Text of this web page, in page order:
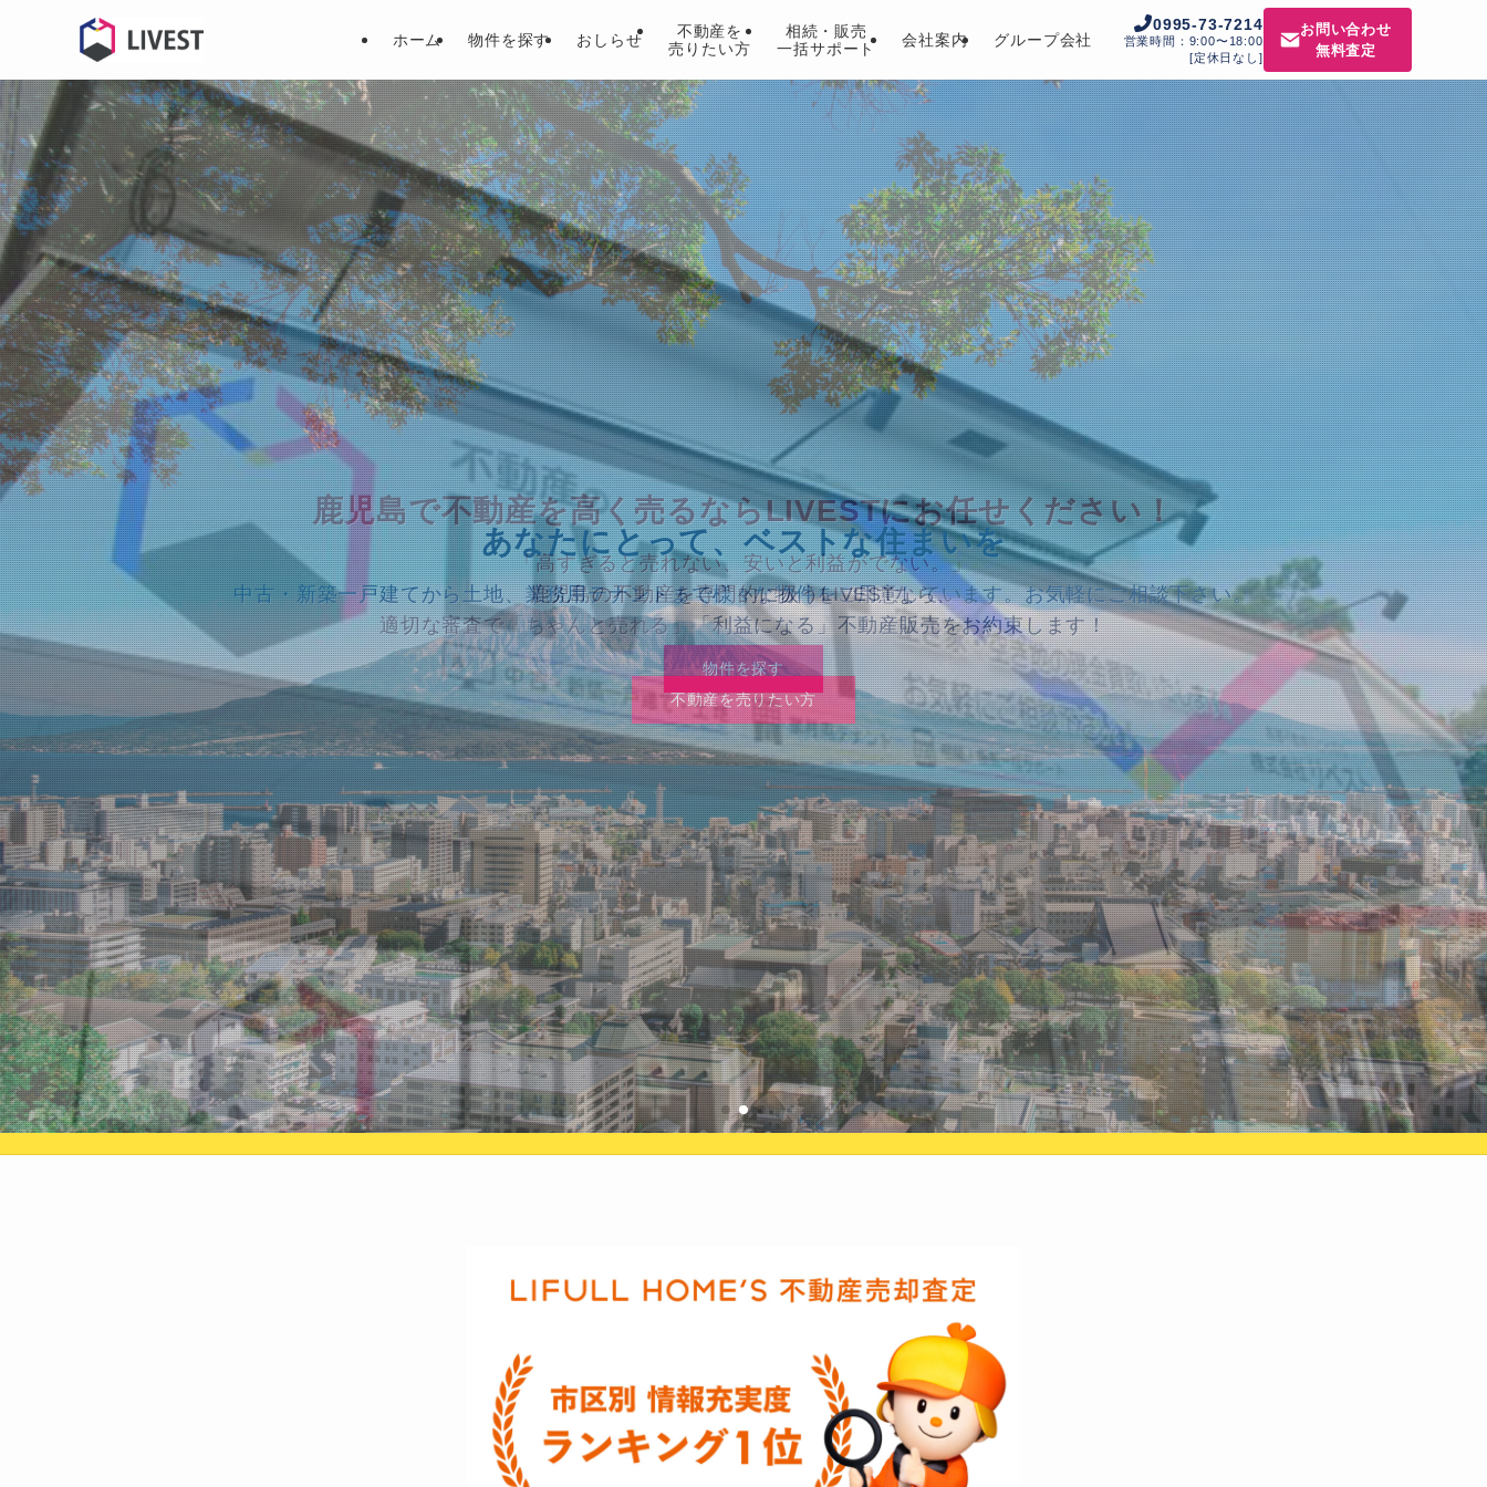
ホーム 物件を探す おしらせ
不動産を
売りたい方
相続・販売
一括サポート
会社案内 グループ会社
0995-73-7214
営業時間：9:00〜18:00
[定休日なし]
お問い合わせ
無料査定
相続から販売まで LIVESTが一括でサポートいたします！
難しく面倒な相続の手続きからその販売まで、すべてお任せください！
相続・販売一括サポート
あなたにとって、ベストな住まいを
中古・新築一戸建てから土地、業務用テナントまで様々な物件をご用意しています。お気軽にご相談下さい。
物件を探す
鹿児島で不動産を高く売るならLIVESTにお任せください！
「高すぎると売れない、安いと利益がでない。」
鹿児島の不動産を専門的に扱うLIVESTなら、
適切な審査で「ちゃんと売れる」「利益になる」不動産販売をお約束します！
不動産を売りたい方
相続から販売まで LIVESTが一括でサポートいたします！
相続・販売一括サポート
物件を探す